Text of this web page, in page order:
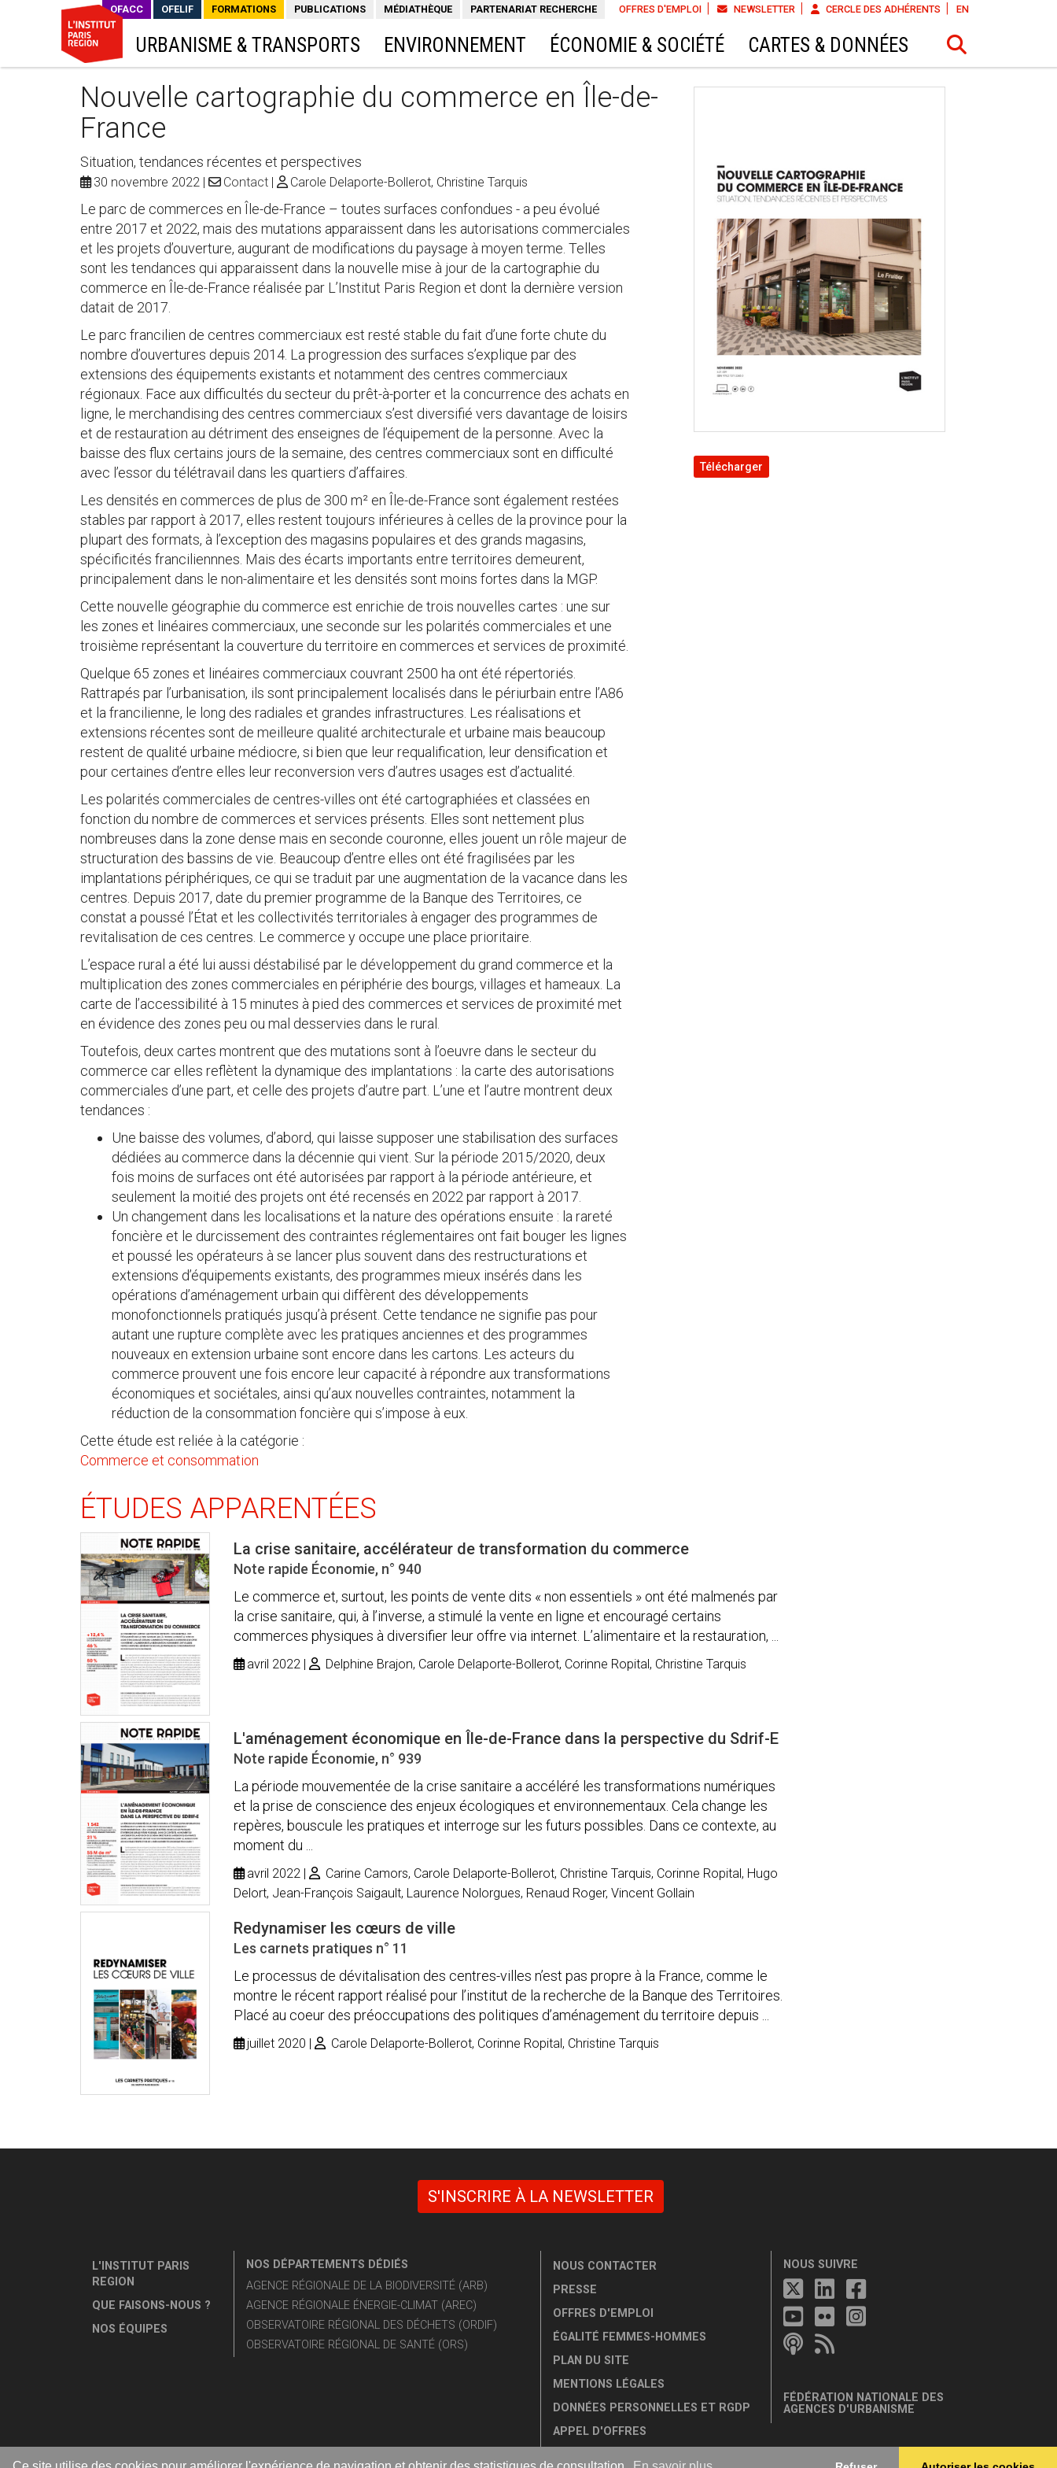
OFFRES D'EMPLOI NEWSLETTER CERCLE DES ADHÉRENTS EN
OFACC OFELIF FORMATIONS PUBLICATIONS MÉDIATHÈQUE PARTENARIAT RECHERCHE
URBANISME & TRANSPORTS ENVIRONNEMENT ÉCONOMIE & SOCIÉTÉ CARTES & DONNÉES
Nouvelle cartographie du commerce en Île-de-
France
Situation, tendances récentes et perspectives
30 novembre 2022 Contact Carole Delaporte-Bollerot, Christine Tarquis
Le parc de commerces en Île-de-France – toutes surfaces confondues - a peu évolué
entre 2017 et 2022, mais des mutations apparaissent dans les autorisations commerciales
et les projets d’ouverture, augurant de modifications du paysage à moyen terme. Telles
sont les tendances qui apparaissent dans la nouvelle mise à jour de la cartographie du
commerce en Île-de-France réalisée par L’Institut Paris Region et dont la dernière version
datait de 2017.
Le parc francilien de centres commerciaux est resté stable du fait d’une forte chute du
nombre d’ouvertures depuis 2014. La progression des surfaces s’explique par des
extensions des équipements existants et notamment des centres commerciaux
régionaux. Face aux difficultés du secteur du prêt-à-porter et la concurrence des achats en
ligne, le merchandising des centres commerciaux s’est diversifié vers davantage de loisirs
et de restauration au détriment des enseignes de l’équipement de la personne. Avec la
baisse des flux certains jours de la semaine, des centres commerciaux sont en difficulté
avec l’essor du télétravail dans les quartiers d’affaires.
Les densités en commerces de plus de 300 m² en Île-de-France sont également restées
stables par rapport à 2017, elles restent toujours inférieures à celles de la province pour la
plupart des formats, à l’exception des magasins populaires et des grands magasins,
spécificités franciliennnes. Mais des écarts importants entre territoires demeurent,
principalement dans le non-alimentaire et les densités sont moins fortes dans la MGP.
Cette nouvelle géographie du commerce est enrichie de trois nouvelles cartes : une sur
les zones et linéaires commerciaux, une seconde sur les polarités commerciales et une
troisième représentant la couverture du territoire en commerces et services de proximité.
Quelque 65 zones et linéaires commerciaux couvrant 2500 ha ont été répertoriés.
Rattrapés par l’urbanisation, ils sont principalement localisés dans le périurbain entre l’A86
et la francilienne, le long des radiales et grandes infrastructures. Les réalisations et
extensions récentes sont de meilleure qualité architecturale et urbaine mais beaucoup
restent de qualité urbaine médiocre, si bien que leur requalification, leur densification et
pour certaines d’entre elles leur reconversion vers d’autres usages est d’actualité.
Les polarités commerciales de centres-villes ont été cartographiées et classées en
fonction du nombre de commerces et services présents. Elles sont nettement plus
nombreuses dans la zone dense mais en seconde couronne, elles jouent un rôle majeur de
structuration des bassins de vie. Beaucoup d’entre elles ont été fragilisées par les
implantations périphériques, ce qui se traduit par une augmentation de la vacance dans les
centres. Depuis 2017, date du premier programme de la Banque des Territoires, ce
constat a poussé l’État et les collectivités territoriales à engager des programmes de
revitalisation de ces centres. Le commerce y occupe une place prioritaire.
L’espace rural a été lui aussi déstabilisé par le développement du grand commerce et la
multiplication des zones commerciales en périphérie des bourgs, villages et hameaux. La
carte de l’accessibilité à 15 minutes à pied des commerces et services de proximité met
en évidence des zones peu ou mal desservies dans le rural.
Toutefois, deux cartes montrent que des mutations sont à l’oeuvre dans le secteur du
commerce car elles reflètent la dynamique des implantations : la carte des autorisations
commerciales d’une part, et celle des projets d’autre part. L’une et l’autre montrent deux
tendances :
Une baisse des volumes, d’abord, qui laisse supposer une stabilisation des surfaces
dédiées au commerce dans la décennie qui vient. Sur la période 2015/2020, deux
fois moins de surfaces ont été autorisées par rapport à la période antérieure, et
seulement la moitié des projets ont été recensés en 2022 par rapport à 2017.
Un changement dans les localisations et la nature des opérations ensuite : la rareté
foncière et le durcissement des contraintes réglementaires ont fait bouger les lignes
et poussé les opérateurs à se lancer plus souvent dans des restructurations et
extensions d’équipements existants, des programmes mieux insérés dans les
opérations d’aménagement urbain qui diffèrent des développements
monofonctionnels pratiqués jusqu’à présent. Cette tendance ne signifie pas pour
autant une rupture complète avec les pratiques anciennes et des programmes
nouveaux en extension urbaine sont encore dans les cartons. Les acteurs du
commerce prouvent une fois encore leur capacité à répondre aux transformations
économiques et sociétales, ainsi qu’aux nouvelles contraintes, notamment la
réduction de la consommation foncière qui s’impose à eux.
Cette étude est reliée à la catégorie :
Commerce et consommation
Télécharger
ÉTUDES APPARENTÉES
La crise sanitaire, accélérateur de transformation du commerce
Note rapide Économie, n° 940
Le commerce et, surtout, les points de vente dits « non essentiels » ont été malmenés par
la crise sanitaire, qui, à l’inverse, a stimulé la vente en ligne et encouragé certains
commerces physiques à diversifier leur offre via internet. L’alimentaire et la restauration, ...
avril 2022 Delphine Brajon, Carole Delaporte-Bollerot, Corinne Ropital, Christine Tarquis
L'aménagement économique en Île-de-France dans la perspective du Sdrif-E
Note rapide Économie, n° 939
La période mouvementée de la crise sanitaire a accéléré les transformations numériques
et la prise de conscience des enjeux écologiques et environnementaux. Cela change les
repères, bouscule les pratiques et interroge sur les futurs possibles. Dans ce contexte, au
moment du ...
avril 2022
Carine Camors, Carole Delaporte-Bollerot, Christine Tarquis, Corinne Ropital, Hugo
Delort, Jean-François Saigault, Laurence Nolorgues, Renaud Roger, Vincent Gollain
Redynamiser les cœurs de ville
Les carnets pratiques n° 11
Le processus de dévitalisation des centres-villes n’est pas propre à la France, comme le
montre le récent rapport réalisé pour l’institut de la recherche de la Banque des Territoires.
Placé au coeur des préoccupations des politiques d’aménagement du territoire depuis ...
juillet 2020 Carole Delaporte-Bollerot, Corinne Ropital, Christine Tarquis
S'INSCRIRE À LA NEWSLETTER
L'INSTITUT PARIS
REGION
QUE FAISONS-NOUS ?
NOS ÉQUIPES
NOS DÉPARTEMENTS DÉDIÉS
AGENCE RÉGIONALE DE LA BIODIVERSITÉ (ARB)
AGENCE RÉGIONALE ÉNERGIE-CLIMAT (AREC)
OBSERVATOIRE RÉGIONAL DES DÉCHETS (ORDIF)
OBSERVATOIRE RÉGIONAL DE SANTÉ (ORS)
NOUS CONTACTER
PRESSE
OFFRES D'EMPLOI
ÉGALITÉ FEMMES-HOMMES
PLAN DU SITE
MENTIONS LÉGALES
DONNÉES PERSONNELLES ET RGDP
APPEL D'OFFRES
NOUS SUIVRE
FÉDÉRATION NATIONALE DES
AGENCES D'URBANISME